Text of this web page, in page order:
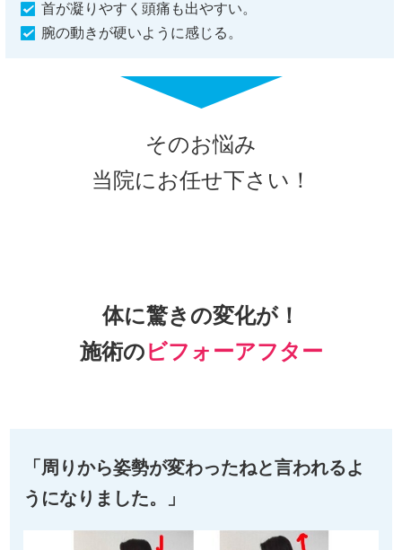
首が凝りやすく頭痛も出やすい。
腕の動きが硬いように感じる。
そのお悩み
当院にお任せ下さい！
体に驚きの変化が！
施術のビフォーアフター
「周りから姿勢が変わったねと言われるよ
うになりました。」